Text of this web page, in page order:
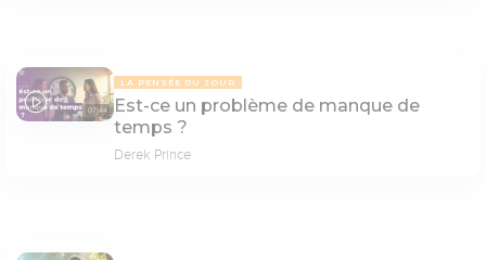
07:44
LA PENSÉE DU JOUR
Est-ce un problème de manque de
temps ?
Derek Prince